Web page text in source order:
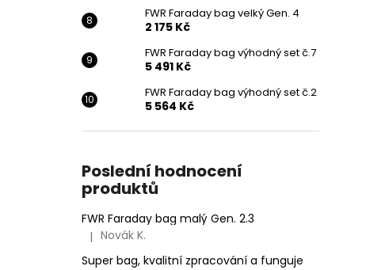
FWR Faraday bag velký Gen. 4
2 175 Kč
FWR Faraday bag výhodný set č.7
5 491 Kč
FWR Faraday bag výhodný set č.2
5 564 Kč
Poslední hodnocení
produktů
FWR Faraday bag malý Gen. 2.3
Hodnocení produktu je 5 z 5 hvězdiček.
| Novák K.
Super bag, kvalitní zpracování a funguje